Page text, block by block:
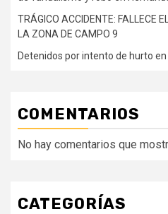
TRÁGICO ACCIDENTE: FALLECE
LA ZONA DE CAMPO 9
Detenidos por intento de hurto
COMENTARIOS
No hay comentarios que
CATEGORÍAS